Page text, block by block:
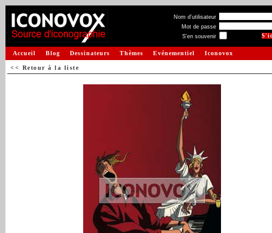
Nom d'utilisateur
Mot de passe
S'en souvenir
Accueil Blog Dessinateurs Thèmes Evénementiel Iconovox
<< Retour à la liste